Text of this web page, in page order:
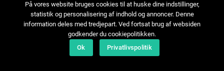
Kontakta oss
Sitemap
På vores website bruges cookies til at huske dine indstillinger,
statistik og personalisering af indhold og annoncer. Denne
information deles med tredjepart. Ved fortsat brug af websiden
godkender du cookiepolitikken.
Ok
Privatlivspolitik